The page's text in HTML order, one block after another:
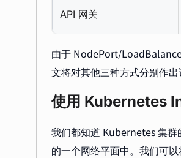
API 网关
由于 NodePort/
文将对其他三种方式分别作出
使用 Kubernetes
我们都知道 Kubernetes 集
的一个网络平面中。我们可